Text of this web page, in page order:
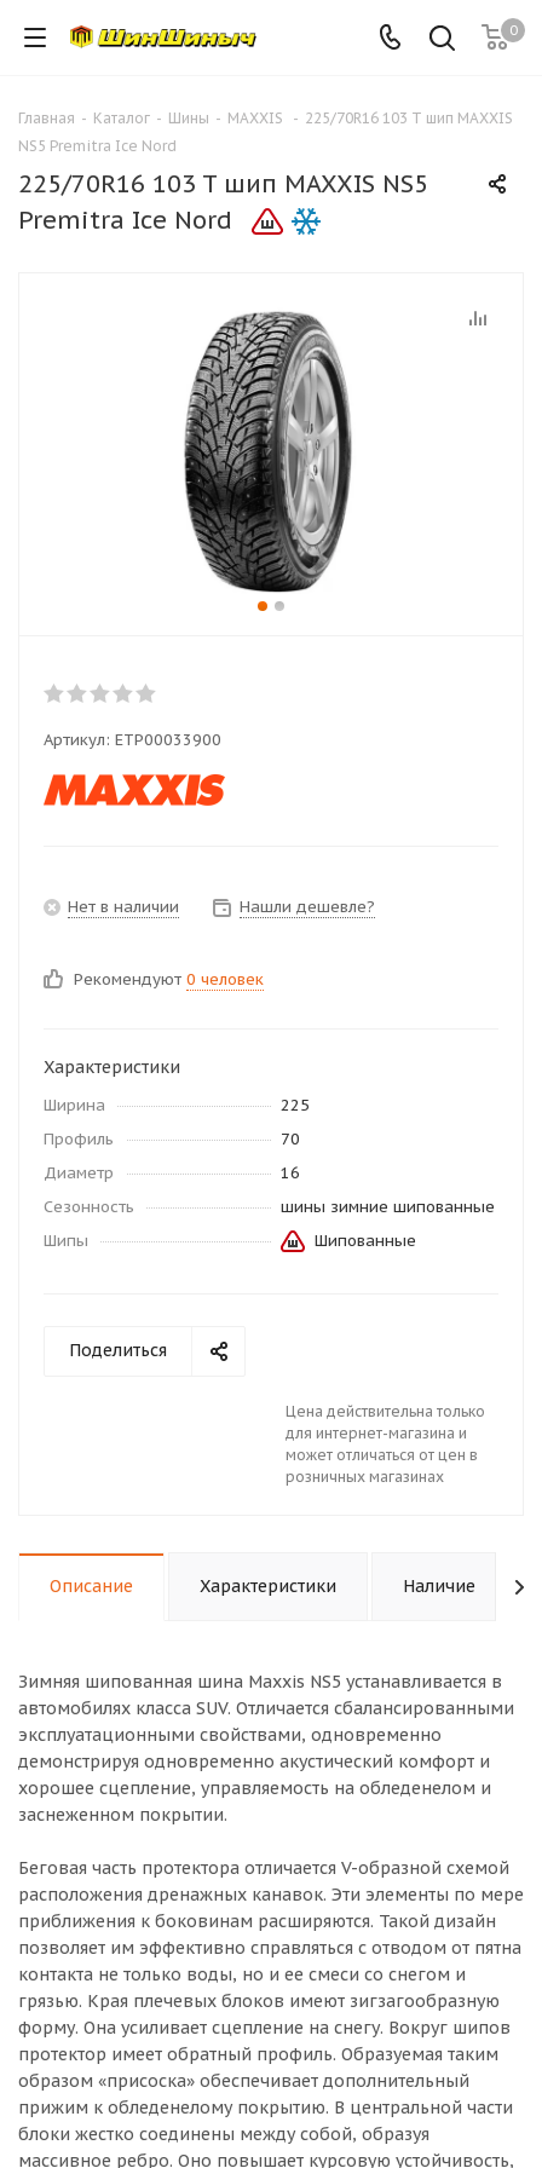
0
Главная - Каталог - Шины - MAXXIS - 225/70R16 103 T шип MAXXIS
NS5 Premitra Ice Nord
225/70R16 103 T шип MAXXIS NS5
Premitra Ice Nord
Артикул: ETP00033900
Нет в наличии Нашли дешевле?
Рекомендуют 0 человек
Характеристики
Ширина
225
Профиль
70
Диаметр
16
Сезонность
шины зимние шипованные
Шипы
Шипованные
Поделиться
Цена действительна только
для интернет-магазина и
может отличаться от цен в
розничных магазинах
Описание Характеристики Наличие
Зимняя шипованная шина Maxxis NS5 устанавливается в
автомобилях класса SUV. Отличается сбалансированными
эксплуатационными свойствами, одновременно
демонстрируя одновременно акустический комфорт и
хорошее сцепление, управляемость на обледенелом и
заснеженном покрытии.
Беговая часть протектора отличается V-образной схемой
расположения дренажных канавок. Эти элементы по мере
приближения к боковинам расширяются. Такой дизайн
позволяет им эффективно справляться с отводом от пятна
контакта не только воды, но и ее смеси со снегом и
грязью. Края плечевых блоков имеют зигзагообразную
форму. Она усиливает сцепление на снегу. Вокруг шипов
протектор имеет обратный профиль. Образуемая таким
образом «присоска» обеспечивает дополнительный
прижим к обледенелому покрытию. В центральной части
блоки жестко соединены между собой, образуя
массивное ребро. Оно повышает курсовую устойчивость,